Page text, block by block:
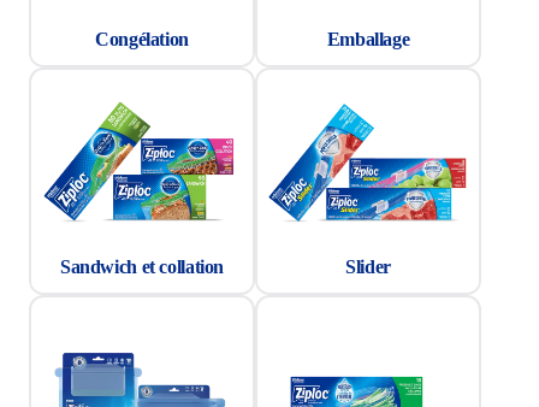
Congélation Emballage
Sandwich et collation Slider